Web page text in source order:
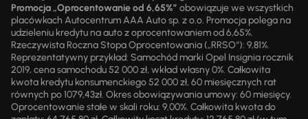
Promocja „Oprocentowanie od 6,65%” obowiązuje we wszystkich
placówkach Autocentrum AAA Auto sp. z o.o. Promocja polega na
udzieleniu kredytu na auto z oprocentowaniem od 6,65%.
Rzeczywista Roczna Stopa Oprocentowania („RRSO“): 9,81%.
Reprezentatywny przykład: Samochód marki Opel Insignia rocznik
2019, cena samochodu 52 000 zł, wkład własny 0%. Całkowita
kwota kredytu konsumenckiego 52 000 zł, 60 miesięcznych rat
równych po 1079,43zł. Okres obowiązywania umowy: 60 miesięcy.
Oprocentowanie stałe w skali roku: 9,00%. Całkowita kwota do